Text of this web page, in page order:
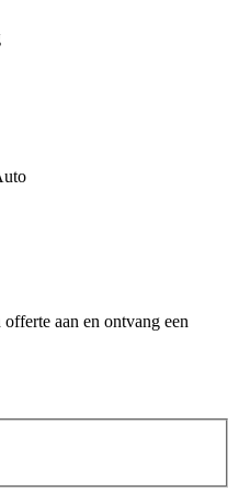
aan en ontvang een